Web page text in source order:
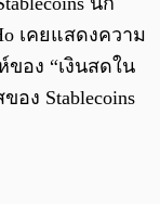
เคยแสดงความ
อง “เงินสดใน
ง Stablecoins